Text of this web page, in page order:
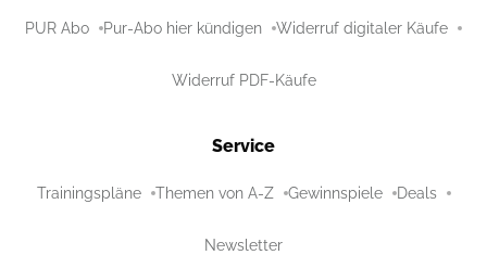
PUR Abo Pur-Abo hier kündigen Widerruf digitaler Käufe
Widerruf PDF-Käufe
Service
Trainingspläne Themen von A-Z Gewinnspiele Deals
Newsletter